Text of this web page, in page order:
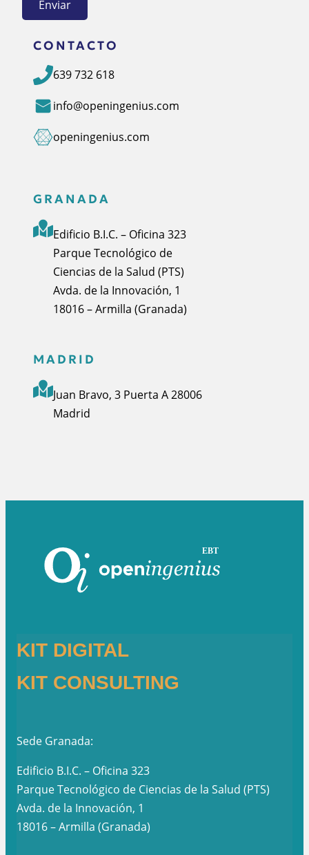
CONTACTO
639 732 618
info@openingenius.com
openingenius.com
GRANADA
Edificio B.I.C. – Oficina 323
Parque Tecnológico de
Ciencias de la Salud (PTS)
Avda. de la Innovación, 1
18016 – Armilla (Granada)
MADRID
Juan Bravo, 3 Puerta A 28006
Madrid
KIT DIGITAL
KIT CONSULTING
Sede Granada:
Edificio B.I.C. – Oficina 323
Parque Tecnológico de Ciencias de la Salud (PTS)
Avda. de la Innovación, 1
18016 – Armilla (Granada)